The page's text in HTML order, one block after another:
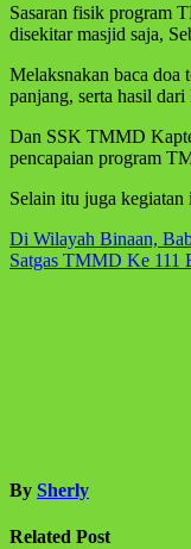
Sasaran fisik program
disekitar masjid saja,
Melaksnakan baca doa
panjang, serta hasil
Dan SSK TMMD
pencapaian program
Selain itu juga
Navigasi
pos
Di Wilayah Binaan,
Satgas TMMD Ke 111
By Sherly
Related Post